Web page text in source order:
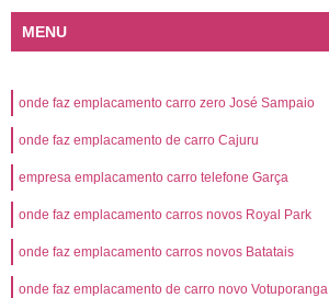
MENU
onde faz emplacamento carro zero José Sampaio
onde faz emplacamento de carro Cajuru
empresa emplacamento carro telefone Garça
onde faz emplacamento carros novos Royal Park
onde faz emplacamento carros novos Batatais
onde faz emplacamento de carro novo Votuporanga